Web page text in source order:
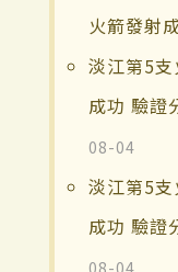
火箭發射
淡江第5
成功 驗證
08-04
淡江第5
成功 驗證
08-04